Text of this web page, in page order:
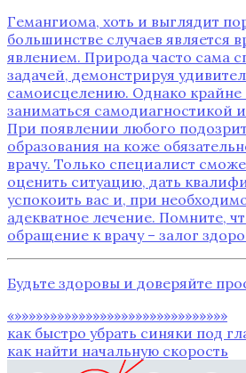
Гемангиома‚ хоть и выглядит
большинстве случаев является
явлением. Природа часто сама
задачей‚ демонстрируя
самоисцелению. Однако крайне
заниматься самодиагностикой
При появлении любого
образования на коже
врачу. Только специалист
оценить ситуацию‚ дать
успокоить вас и‚ при
адекватное лечение. Помните‚
обращение к врачу – залог
Будьте здоровы и доверяйте
«»»»»»»»»»»»»»»»»»»»»»»»»»»»»»»
как быстро убрать синяки под
как найти начальную скорость